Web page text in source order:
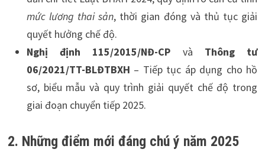
mức lương thai sản, thời gian đóng và thủ tục giải
quyết hưởng chế độ.
Nghị định 115/2015/NĐ-CP và Thông tư
06/2021/TT-BLĐTBXH – Tiếp tục áp dụng cho hồ
sơ, biểu mẫu và quy trình giải quyết chế độ trong
giai đoạn chuyển tiếp 2025.
2. Những điểm mới đáng chú ý năm 2025